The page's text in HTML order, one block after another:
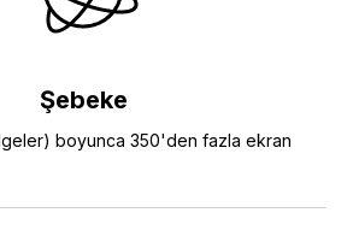
Şebeke
boyunca 350'den fazla ekran